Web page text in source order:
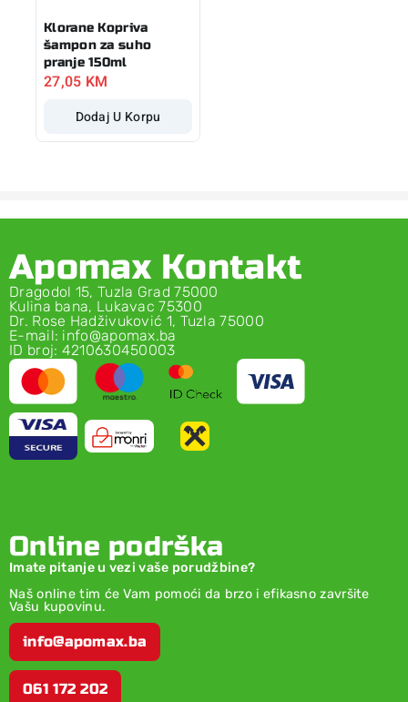
Klorane Kopriva
šampon za suho
pranje 150ml
27,05 KM
Dodaj U Korpu
Apomax Kontakt
Dragodol 15, Tuzla Grad 75000
Kulina bana, Lukavac 75300
Dr. Rose Hadživuković 1, Tuzla 75000
E-mail: info@apomax.ba
ID broj: 4210630450003
Online podrška
Imate pitanje u vezi vaše porudžbine?
Naš online tim će Vam pomoći da brzo i efikasno završite
Vašu kupovinu.
info@apomax.ba
061 172 202